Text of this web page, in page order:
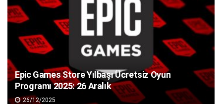
Epic Games Store Yılbaşı Ücretsiz Oyun
Programı 2025: 26 Aralık
26/12/2025